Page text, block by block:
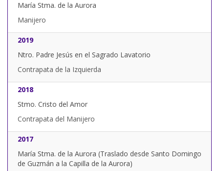
María Stma. de la Aurora
Manijero
2019
Ntro. Padre Jesús en el Sagrado Lavatorio
Contrapata de la Izquierda
2018
Stmo. Cristo del Amor
Contrapata del Manijero
2017
María Stma. de la Aurora (Traslado desde Santo Domingo
de Guzmán a la Capilla de la Aurora)